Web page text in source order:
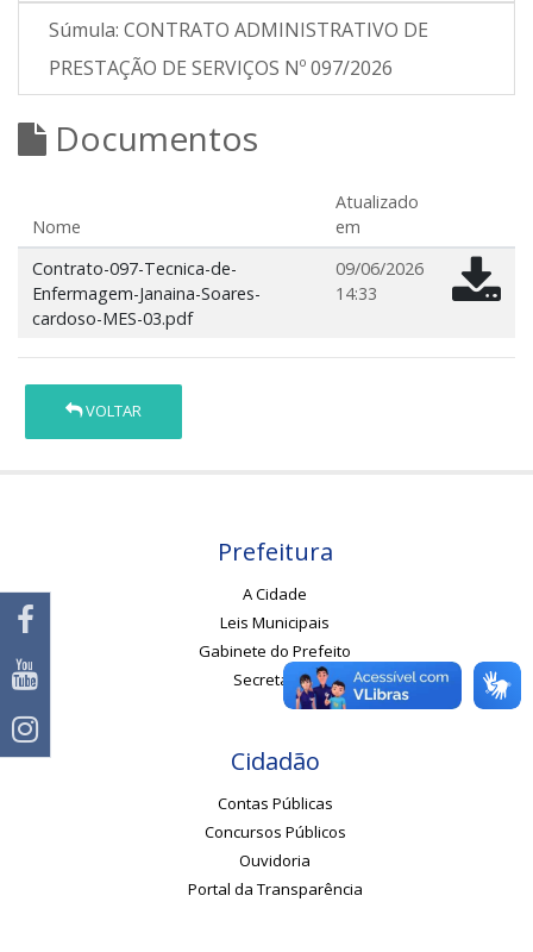
Súmula: CONTRATO ADMINISTRATIVO DE
PRESTAÇÃO DE SERVIÇOS Nº 097/2026
Documentos
Nome
Atualizado
em
Contrato-097-Tecnica-de-
Enfermagem-Janaina-Soares-
cardoso-MES-03.pdf
09/06/2026
14:33
VOLTAR
Prefeitura
A Cidade
Leis Municipais
Gabinete do Prefeito
Secretarias
Cidadão
Contas Públicas
Concursos Públicos
Ouvidoria
Portal da Transparência